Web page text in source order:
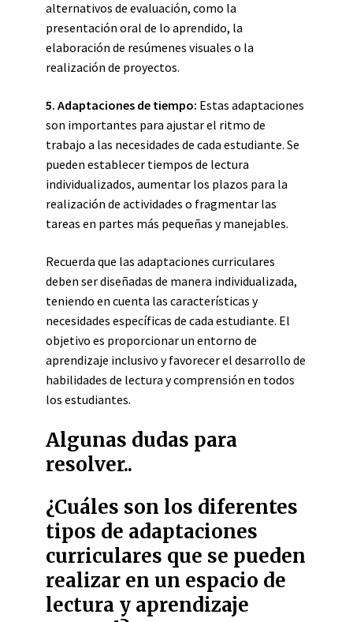
alternativos de evaluación, como la
presentación oral de lo aprendido, la
elaboración de resúmenes visuales o la
realización de proyectos.
5. Adaptaciones de tiempo: Estas adaptaciones
son importantes para ajustar el ritmo de
trabajo a las necesidades de cada estudiante. Se
pueden establecer tiempos de lectura
individualizados, aumentar los plazos para la
realización de actividades o fragmentar las
tareas en partes más pequeñas y manejables.
Recuerda que las adaptaciones curriculares
deben ser diseñadas de manera individualizada,
teniendo en cuenta las características y
necesidades específicas de cada estudiante. El
objetivo es proporcionar un entorno de
aprendizaje inclusivo y favorecer el desarrollo de
habilidades de lectura y comprensión en todos
los estudiantes.
Algunas dudas para
resolver..
¿Cuáles son los diferentes
tipos de adaptaciones
curriculares que se pueden
realizar en un espacio de
lectura y aprendizaje